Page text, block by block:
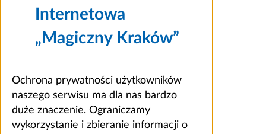
Internetowa
„Magiczny Kraków”
Ochrona prywatności użytkowników
naszego serwisu ma dla nas bardzo
duże znaczenie. Ograniczamy
wykorzystanie i zbieranie informacji o